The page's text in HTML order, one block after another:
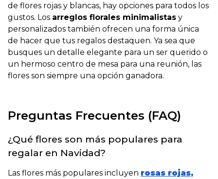
de flores rojas y blancas, hay opciones para todos los
gustos. Los arreglos florales minimalistas y
personalizados también ofrecen una forma única
de hacer que tus regalos destaquen. Ya sea que
busques un detalle elegante para un ser querido o
un hermoso centro de mesa para una reunión, las
flores son siempre una opción ganadora.
Preguntas Frecuentes (FAQ)
¿Qué flores son más populares para
regalar en Navidad?
Las flores más populares incluyen rosas rojas,